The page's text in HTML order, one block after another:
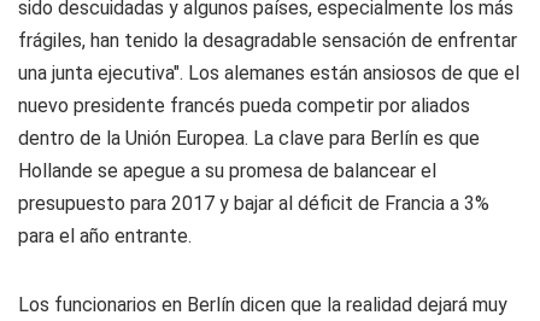
sido descuidadas y algunos países, especialmente los más
frágiles, han tenido la desagradable sensación de enfrentar
una junta ejecutiva". Los alemanes están ansiosos de que el
nuevo presidente francés pueda competir por aliados
dentro de la Unión Europea. La clave para Berlín es que
Hollande se apegue a su promesa de balancear el
presupuesto para 2017 y bajar al déficit de Francia a 3%
para el año entrante.
Los funcionarios en Berlín dicen que la realidad dejará muy